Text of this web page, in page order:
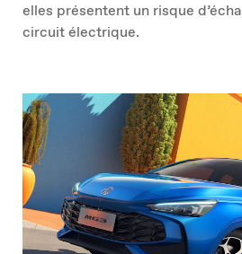
elles présentent un risque
circuit électrique.